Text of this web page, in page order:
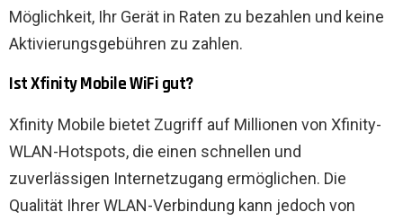
Möglichkeit, Ihr Gerät in Raten zu bezahlen und keine
Aktivierungsgebühren zu zahlen.
Ist Xfinity Mobile WiFi gut?
Xfinity Mobile bietet Zugriff auf Millionen von Xfinity-
WLAN-Hotspots, die einen schnellen und
zuverlässigen Internetzugang ermöglichen. Die
Qualität Ihrer WLAN-Verbindung kann jedoch von